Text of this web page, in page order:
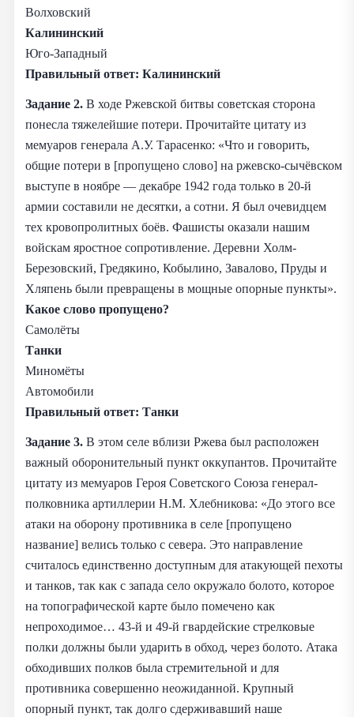
Волховский
Калининский
Юго-Западный
Правильный ответ: Калининский
Задание 2. В ходе Ржевской битвы советская сторона
понесла тяжелейшие потери. Прочитайте цитату из
мемуаров генерала А.У. Тарасенко: «Что и говорить,
общие потери в [пропущено слово] на ржевско-сычёвском
выступе в ноябре — декабре 1942 года только в 20-й
армии составили не десятки, а сотни. Я был очевидцем
тех кровопролитных боёв. Фашисты оказали нашим
войскам яростное сопротивление. Деревни Холм-
Березовский, Гредякино, Кобылино, Завалово, Пруды и
Хляпень были превращены в мощные опорные пункты».
Какое слово пропущено?
Самолёты
Танки
Миномёты
Автомобили
Правильный ответ: Танки
Задание 3. В этом селе вблизи Ржева был расположен
важный оборонительный пункт оккупантов. Прочитайте
цитату из мемуаров Героя Советского Союза генерал-
полковника артиллерии Н.М. Хлебникова: «До этого все
атаки на оборону противника в селе [пропущено
название] велись только с севера. Это направление
считалось единственно доступным для атакующей пехоты
и танков, так как с запада село окружало болото, которое
на топографической карте было помечено как
непроходимое… 43-й и 49-й гвардейские стрелковые
полки должны были ударить в обход, через болото. Атака
обходивших полков была стремительной и для
противника совершенно неожиданной. Крупный
опорный пункт, так долго сдерживавший наше